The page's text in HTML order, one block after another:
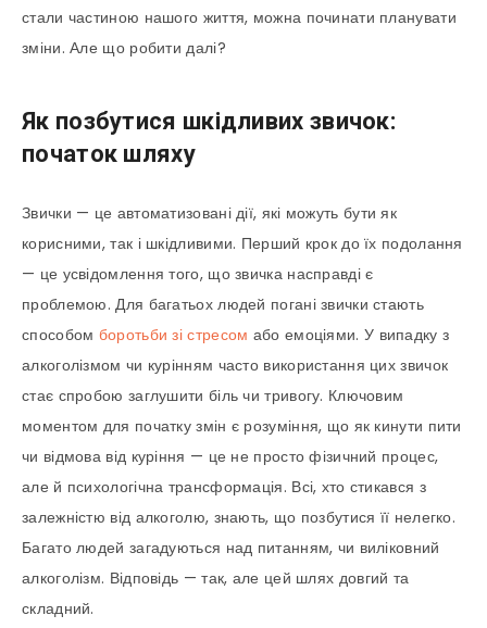
стали частиною нашого життя, можна починати планувати
зміни. Але що робити далі?
Як позбутися шкідливих звичок:
початок шляху
Звички — це автоматизовані дії, які можуть бути як
корисними, так і шкідливими. Перший крок до їх подолання
— це усвідомлення того, що звичка насправді є
проблемою. Для багатьох людей погані звички стають
способом боротьби зі стресом або емоціями. У випадку з
алкоголізмом чи курінням часто використання цих звичок
стає спробою заглушити біль чи тривогу. Ключовим
моментом для початку змін є розуміння, що як кинути пити
чи відмова від куріння — це не просто фізичний процес,
але й психологічна трансформація. Всі, хто стикався з
залежністю від алкоголю, знають, що позбутися її нелегко.
Багато людей загадуються над питанням, чи виліковний
алкоголізм. Відповідь — так, але цей шлях довгий та
складний.